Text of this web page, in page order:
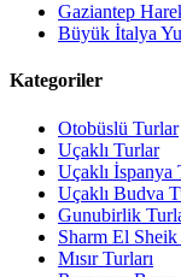
Büyük İtalya
Kategoriler
Otobüslü Turlar
Uçaklı Turlar
Uçaklı İspanya
Uçaklı Budva
Gunubirlik
Sharm El
Mısır Turları